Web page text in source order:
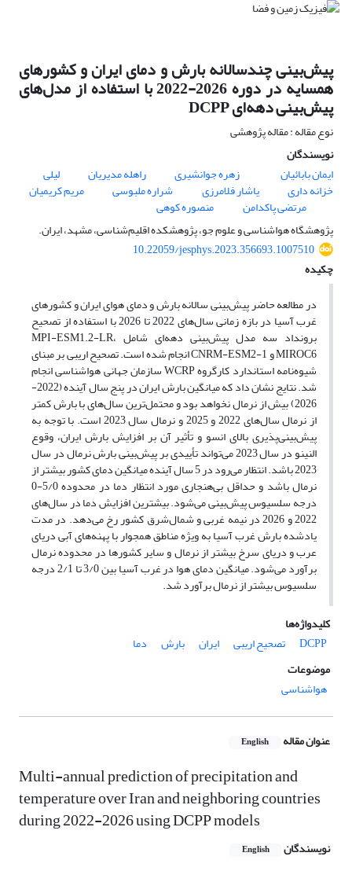
پیش‌بینی چندسالانه بارش و دمای ایران و کشورهای
همسایه در دوره 2026-2022 با استفاده از مدل‌های
پیش‌بینی دهه‌ای DCPP
نوع مقاله : مقاله پژوهشی
نویسندگان
ایمان بابائیان
زهره جوانشیری راهله مدیریان لیلی
خزانه داری یاشار فلامرزی شراره ملبوسی مریم کریمیان
مرتضی پاکدامن
منصوره کوهی
پژوهشگاه هواشناسی و علوم جو، پژوهشکده اقلیم‌شناسی، مشهد، ایران.
10.22059/jesphys.2023.356693.1007510
چکیده
در مطالعه حاضر پیش‌بینی سالانه بارش و دمای هوای ایران و کشورهای
غرب آسیا در بازه زمانی سال‌های 2022 تا 2026 با استفاده از تصحیح
برونداد سه مدل‌ پیش‌بینی دهه‌ای شامل MPI-ESM1.2-LR،
MIROC6 و CNRM-ESM2-1 انجام شده است. تصحیح اریبی بر مبنای
شیوه‌نامه استاندارد کارگروه WCRP سازمان جهانی هواشناسی انجام
شد. نتایج نشان داد که میانگین بارش ایران در پنج سال آینده (2022-
2026) بیش از نرمال نخواهد بود و محتمل‌ترین سال‌های با بارش کمتر
از نرمال سال‌های 2022 و 2025 و نرمال سال 2023 است. با توجه به
پیش‌بینی‌پذیری بالای انسو و تأثیر آن بر افزایش بارش ایران، وقوع
النینو در سال 2023 می‌تواند تأییدی بر پیش‌بینی بارش نرمال در سال
2023 باشد. انتظار می‌رود در 5 سال آینده میانگین دمای کشور بیشتر از
نرمال باشد و حداقل بی‌هنجاری مورد انتظار دما در محدوده 5/0-0
درجه سلسیوس پیش‌بینی می‌شود. بیشترین افزایش دما در سال‌های
2022 و 2026 در نیمه غربی و شمال‌شرق کشور رخ می‌دهد. در مدت
یادشده بارش غرب آسیا به ویژه مناطق همجوار با پهنه‌های آبی دریای
عرب و دریای سرخ بیشتر از نرمال و سایر کشورها در محدوده نرمال
برآورد می‌شود. میانگین دمای هوا در غرب آسیا بین 3/0 تا 2/1 درجه
سلسیوس بیشتر از نرمال برآورد شد.
کلیدواژه‌ها
DCPP
تصحیح اریبی ایران بارش
دما
موضوعات
هواشناسی
عنوان مقاله English
Multi-annual prediction of precipitation and
temperature over Iran and neighboring countries
during 2022-2026 using DCPP models
نویسندگان English